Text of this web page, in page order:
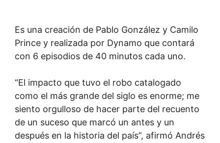
Es una creación de Pablo González y Camilo
Prince y realizada por Dynamo que contará
con 6 episodios de 40 minutos cada uno.
“El impacto que tuvo el robo catalogado
como el más grande del siglo es enorme; me
siento orgulloso de hacer parte del recuento
de un suceso que marcó un antes y un
después en la historia del país”, afirmó Andrés